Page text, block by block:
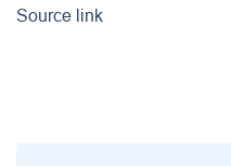
Source link